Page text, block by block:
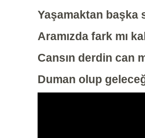
Yaşamaktan
Aramızda fark mı
Cansın derdin can
Duman olup